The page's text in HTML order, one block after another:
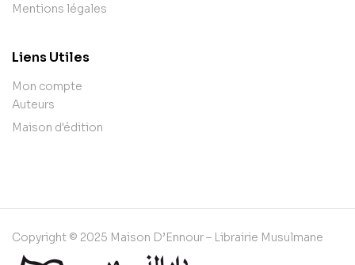
Mentions légales
Liens Utiles
Mon compte
Auteurs
Maison d'édition
Copyright © 2025 Maison D’Ennour – Librairie Musulmane